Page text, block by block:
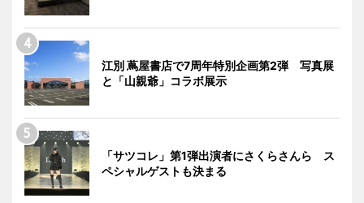
江別 蔦屋書店で7周年特別企画第2弾 写真展
と「山親爺」コラボ展示
「サツコレ」第1弾出演者にさくらさんら ス
ペシャルゲストも決まる